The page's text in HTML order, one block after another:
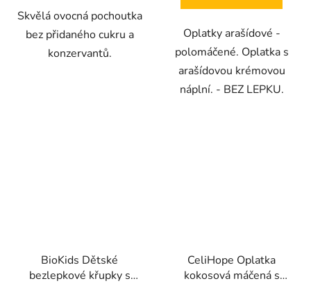
Skvělá ovocná pochoutka
bez přidaného cukru a
konzervantů.
Oplatky arašídové -
polomáčené. Oplatka s
arašídovou krémovou
náplní. - BEZ LEPKU.
BioKids Dětské
bezlepkové křupky s
CeliHope Oplatka
kokosová máčená s